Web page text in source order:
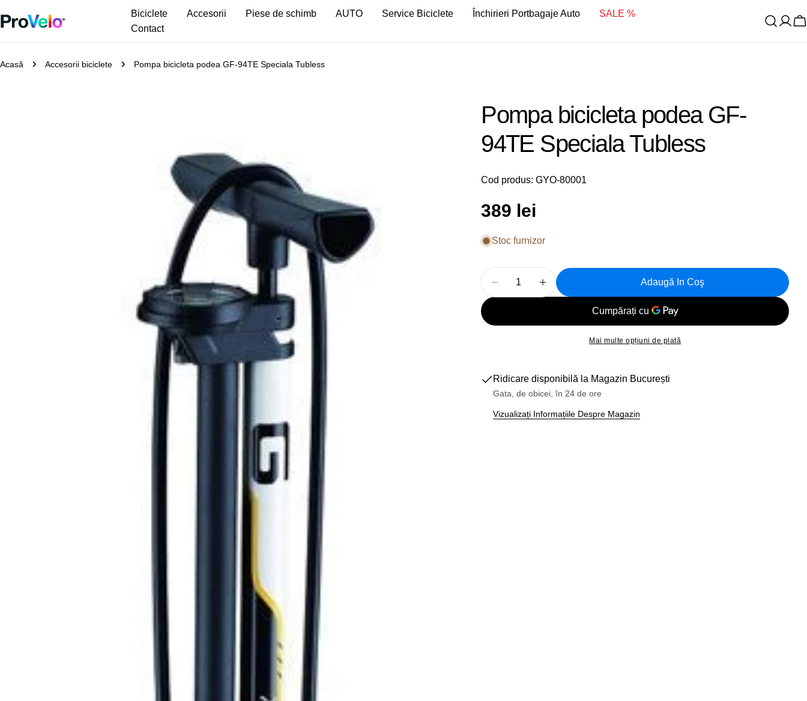
la
Biciclete Accesorii Piese de schimb AUTO Service Biciclete Închirieri Portbagaje Auto
SALE %
Contact
Acasă Accesorii biciclete Pompa bicicleta podea GF-94TE Speciala Tubless
Pompa bicicleta podea GF-
94TE Speciala Tubless
Cod produs:GYO-80001
Preț
obișnuit
389 lei
Stoc furnizor
Reduceți Cantitatea Pentru Pompa Bicicleta Podea GF-94TE
Creșteți Cantitatea Pentru Pompa Bicicleta Podea
Adaugă In Coş
Mai multe opțiuni de plată
Ridicare disponibilă la Magazin București
Gata, de obicei, în 24 de ore
Vizualizați Informațiile Despre Magazin